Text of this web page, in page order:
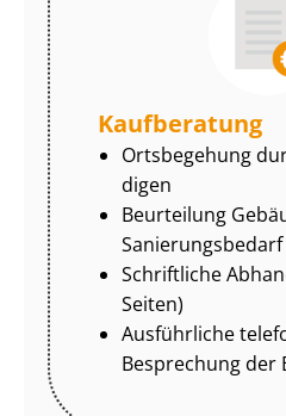
Kaufberatung
Ortsbegehung
di­gen
Beurteilung
Sa­nie­rungs­be­darf
Schriftliche
Seiten)
Ausführliche
Besprechung der